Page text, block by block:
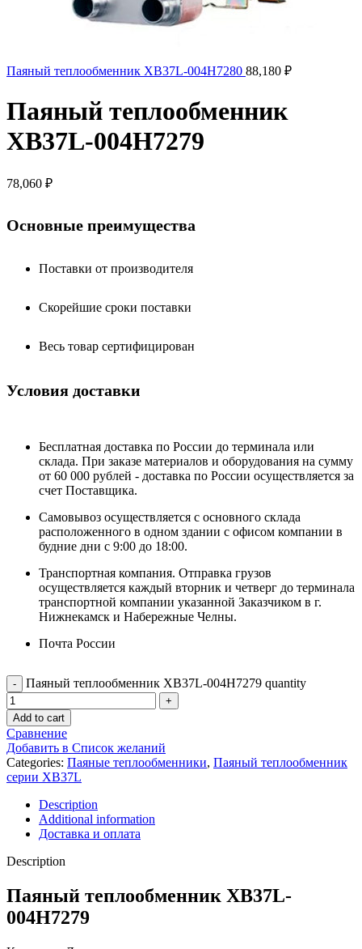
Паяный теплообменник XB37L-004H7280 88,180 ₽
Паяный теплообменник
XB37L-004H7279
78,060 ₽
Основные преимущества
Поставки от производителя
Скорейшие сроки поставки
Весь товар сертифицирован
Условия доставки
Бесплатная доставка по России до терминала или
склада. При заказе материалов и оборудования на сумму
от 60 000 рублей - доставка по России осуществляется за
счет Поставщика.
Самовывоз осуществляется с основного склада
расположенного в одном здании с офисом компании в
будние дни с 9:00 до 18:00.
Транспортная компания. Отправка грузов
осуществляется каждый вторник и четверг до терминала
транспортной компании указанной Заказчиком в г.
Нижнекамск и Набережные Челны.
Почта России
Паяный теплообменник XB37L-004H7279 quantity
Add to cart
Сравнение
Добавить в Список желаний
Categories: Паяные теплообменники, Паяный теплообменник
серии XB37L
Description
Additional information
Доставка и оплата
Description
Паяный теплообменник XB37L-
004H7279